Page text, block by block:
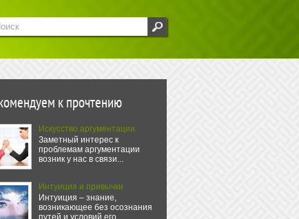
к прочтению
Искусство аргументации
Заметный интерес к
проблемам аргументации
возник у нас в связи...
Интуиция и привычки
Интуиция – знание,
возникающее без осознания
путей и условий его